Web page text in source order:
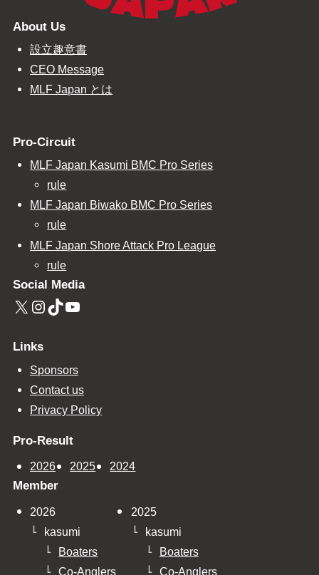
About Us
設立趣意書
CEO Message
MLF Japan とは
Pro-Circuit
MLF Japan Kasumi BMC Pro Series
rule
MLF Japan Biwako BMC Pro Series
rule
MLF Japan Shore Attack Pro League
rule
Social Media
X Instagram TikTok YouTube
Links
Sponsors
Contact us
Privacy Policy
Pro-Result
2026 2025 2024
Member
2026
kasumi
Boaters
Co-Anglers
2025
kasumi
Boaters
Co-Anglers